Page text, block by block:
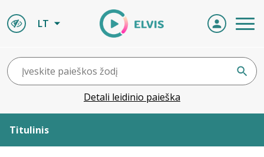
LT
Detali leidinio paieška
Titulinis